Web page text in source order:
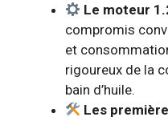
Le moteur
compromis
et
rigoureux de la
bain d’huile.
Les